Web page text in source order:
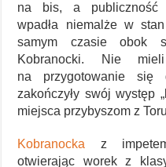
na bis, a publiczność
wpadła niemalże w
samym czasie obok
Kobranocki. Nie
na przygotowanie się
zakończyły swój występ „
miejsca przybyszom z
Kobranocka z
otwierając worek z